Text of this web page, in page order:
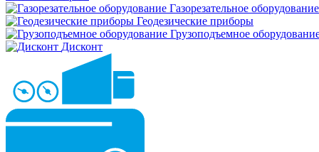
Газорезательное оборудование
Геодезические приборы
Грузоподъемное
Дисконт